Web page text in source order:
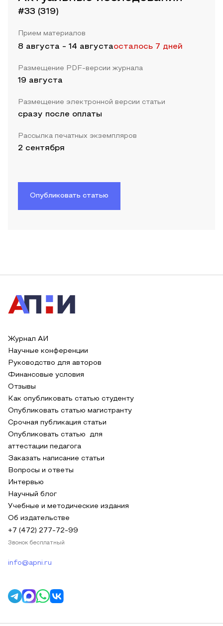
#33 (319)
Прием материалов
8 августа - 14 августаосталось 7 дней
Размещение PDF-версии журнала
19 августа
Размещение электронной версии статьи
сразу после оплаты
Рассылка печатных экземпляров
2 сентября
Опубликовать статью
Журнал АИ
Научные конференции
Руководство для авторов
Финансовые условия
Отзывы
Как опубликовать статью студенту
Опубликовать статью магистранту
Срочная публикация статьи
Опубликовать статью для
аттестации педагога
Заказать написание статьи
Вопросы и ответы
Интервью
Научный блог
Учебные и методические издания
Об издательстве
+7 (472) 277-72-99
Звонок бесплатный
info@apni.ru